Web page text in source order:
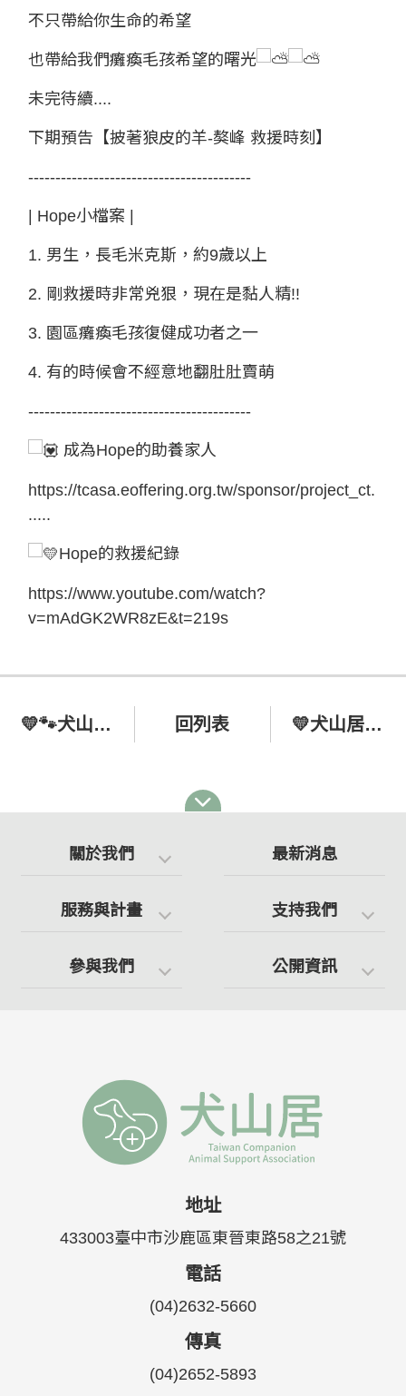
不只帶給你生命的希望
也帶給我們癱瘓毛孩希望的曙光
未完待續....
下期預告【披著狼皮的羊-獒峰 救援時刻】
-----------------------------------------
| Hope小檔案 |
1. 男生，長毛米克斯，約9歲以上
2. 剛救援時非常兇狠，現在是黏人精!!
3. 園區癱瘓毛孩復健成功者之一
4. 有的時候會不經意地翻肚肚賣萌
-----------------------------------------
成為Hope的助養家人
https://tcasa.eoffering.org.tw/sponsor/project_ct.
.....
Hope的救援紀錄
https://www.youtube.com/watch?
v=mAdGK2WR8zE&t=219s
💛🐾犬山居 x 自己印 紙膠帶 公益活動🌞🧡 回列表 💛犬山居 feat. 寶貝餌子與您一起照顧毛孩！浪愛分享🧡
關於我們 最新消息
服務與計畫 支持我們
參與我們 公開資訊
地址
433003臺中市沙鹿區東晉東路58之21號
電話
(04)2632-5660
傳真
(04)2652-5893